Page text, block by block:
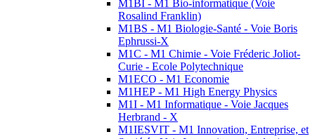
M1BI - M1 Bio-informatique (Voie
Rosalind Franklin)
M1BS - M1 Biologie-Santé - Voie Boris
Ephrussi-X
M1C - M1 Chimie - Voie Fréderic Joliot-
Curie - Ecole Polytechnique
M1ECO - M1 Economie
M1HEP - M1 High Energy Physics
M1I - M1 Informatique - Voie Jacques
Herbrand - X
M1IESVIT - M1 Innovation, Entreprise, et